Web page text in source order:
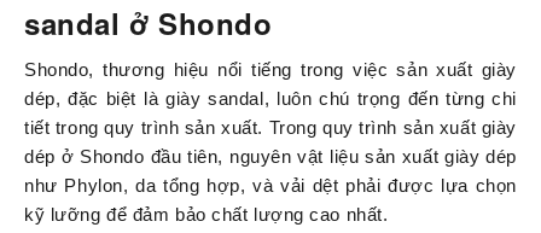
sandal ở Shondo
Shondo, thương hiệu nổi tiếng trong việc sản xuất giày
dép, đặc biệt là giày sandal, luôn chú trọng đến từng chi
tiết trong quy trình sản xuất. Trong quy trình sản xuất giày
dép ở Shondo đầu tiên, nguyên vật liệu sản xuất giày dép
như Phylon, da tổng hợp, và vải dệt phải được lựa chọn
kỹ lưỡng để đảm bảo chất lượng cao nhất.